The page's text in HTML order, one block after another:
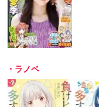
・ラノベ